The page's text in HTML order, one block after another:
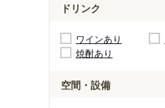
ドリンク
ワインあり
焼酎あり
空間・設備